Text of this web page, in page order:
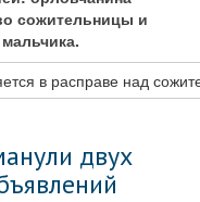
сожительницы и
в расправе над
двух